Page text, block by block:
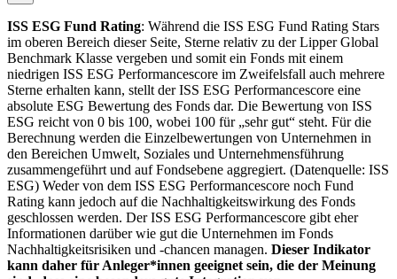
ISS ESG Fund Rating: Während die ISS ESG Fund Rating Stars
im oberen Bereich dieser Seite, Sterne relativ zu der Lipper Global
Benchmark Klasse vergeben und somit ein Fonds mit einem
niedrigen ISS ESG Performancescore im Zweifelsfall auch mehrere
Sterne erhalten kann, stellt der ISS ESG Performancescore eine
absolute ESG Bewertung des Fonds dar. Die Bewertung von ISS
ESG reicht von 0 bis 100, wobei 100 für „sehr gut“ steht. Für die
Berechnung werden die Einzelbewertungen von Unternehmen in
den Bereichen Umwelt, Soziales und Unternehmensführung
zusammengeführt und auf Fondsebene aggregiert. (Datenquelle: ISS
ESG) Weder von dem ISS ESG Performancescore noch Fund
Rating kann jedoch auf die Nachhaltigkeitswirkung des Fonds
geschlossen werden. Der ISS ESG Performancescore gibt eher
Informationen darüber wie gut die Unternehmen im Fonds
Nachhaltigkeitsrisiken und -chancen managen. Dieser Indikator
kann daher für Anleger*innen geeignet sein, die der Meinung